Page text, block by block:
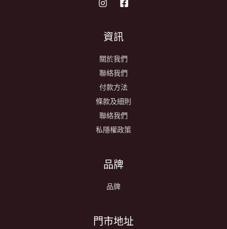
資訊
關於我們
聯絡我們
付款方法
條款及細則
聯絡我們
私隱權政策
品牌
品牌
​門市地址